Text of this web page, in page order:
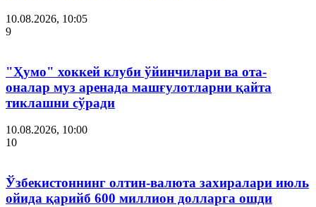
10.08.2026, 10:05
9
"Ҳумо" хоккей клуби ўйинчилари ва ота-
оналар муз аренада машғулотларни қайта
тиклашни сўради
10.08.2026, 10:00
10
Ўзбекистоннинг олтин-валюта захиралари июль
ойида қарийб 600 миллион долларга ошди